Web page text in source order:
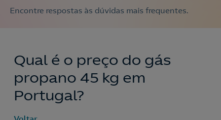
Encontre respostas às dúvidas mais frequentes.
Qual é o preço do gás
propano 45 kg em
Portugal?